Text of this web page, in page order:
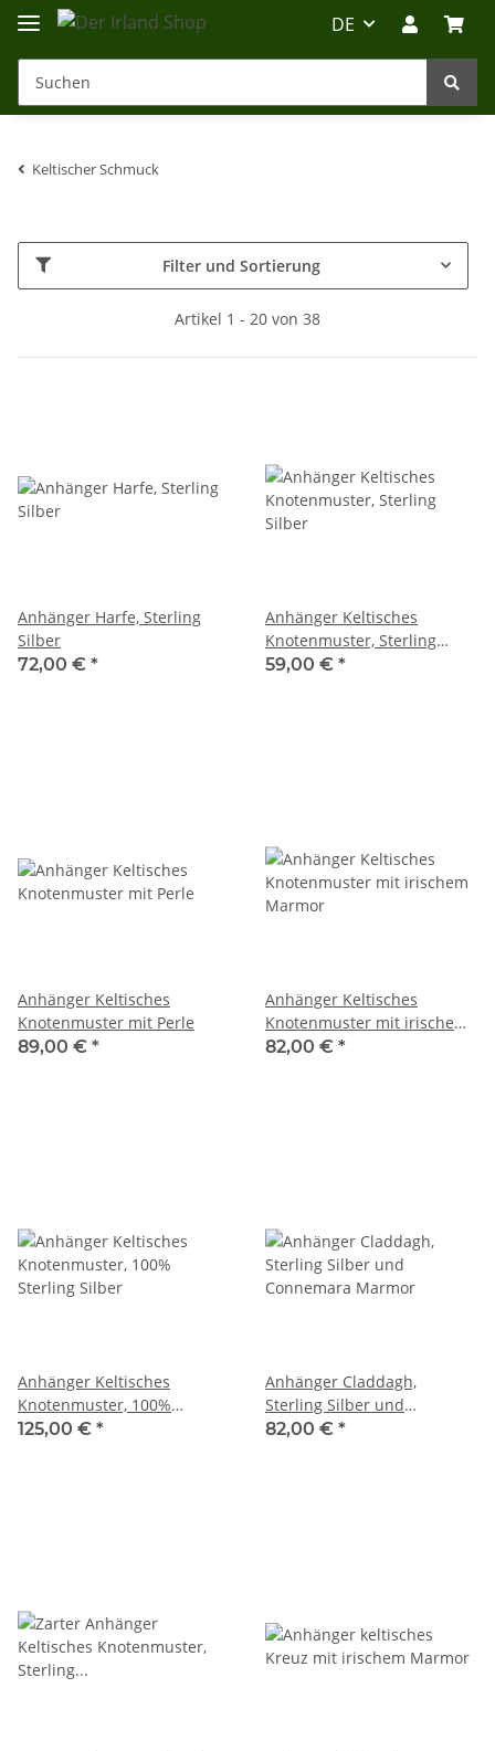
DE
Keltischer Schmuck
Filter und Sortierung
Artikel 1 - 20 von 38
Anhänger Harfe, Sterling
Silber
72,00 € *
Anhänger Keltisches
Knotenmuster, Sterling
Silber
59,00 € *
Anhänger Keltisches
Knotenmuster mit Perle
89,00 € *
Anhänger Keltisches
Knotenmuster mit irischem
Marmor
82,00 € *
Anhänger Keltisches
Knotenmuster, 100%
Sterling Silber
125,00 € *
Anhänger Claddagh,
Sterling Silber und
Connemara Marmor
82,00 € *